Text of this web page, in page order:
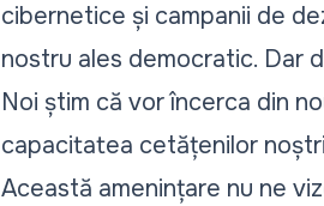
cibernetice și campanii de
nostru ales democratic. Dar
Noi știm că vor încerca din
capacitatea cetățenilor
Această amenințare nu ne